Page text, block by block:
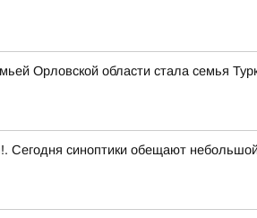
Орловской области стала семья
Сегодня синоптики обещают